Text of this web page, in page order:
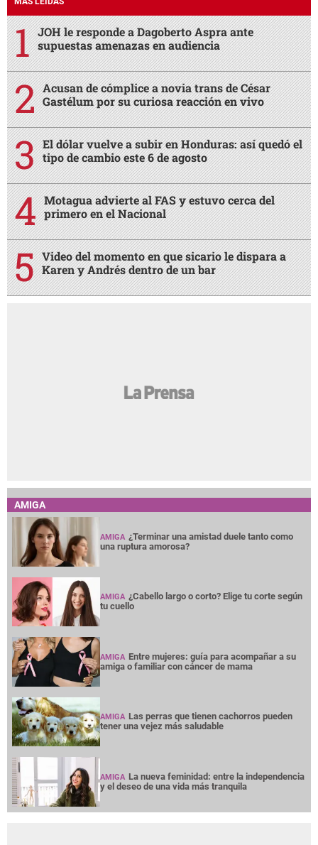
JOH le responde a Dagoberto Aspra ante
supuestas amenazas en audiencia
Acusan de cómplice a novia trans de César
Gastélum por su curiosa reacción en vivo
El dólar vuelve a subir en Honduras: así quedó el
tipo de cambio este 6 de agosto
Motagua advierte al FAS y estuvo cerca del
primero en el Nacional
Video del momento en que sicario le dispara a
Karen y Andrés dentro de un bar
AMIGA
AMIGA ¿Terminar una amistad duele tanto como
una ruptura amorosa?
AMIGA ¿Cabello largo o corto? Elige tu corte según
tu cuello
AMIGA Entre mujeres: guía para acompañar a su
amiga o familiar con cáncer de mama
AMIGA Las perras que tienen cachorros pueden
tener una vejez más saludable
AMIGA La nueva feminidad: entre la independencia
y el deseo de una vida más tranquila